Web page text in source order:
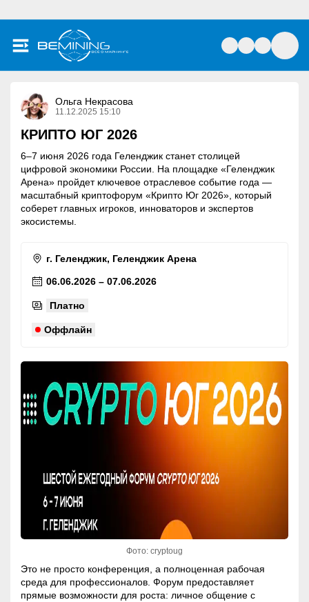
Ольга Некрасова
11.12.2025 15:10
КРИПТО ЮГ 2026
6–7 июня 2026 года Геленджик станет столицей
цифровой экономики России. На площадке «Геленджик
Арена» пройдет ключевое отраслевое событие года —
масштабный криптофорум «Крипто Юг 2026», который
соберет главных игроков, инноваторов и экспертов
экосистемы.
г. Геленджик, Геленджик Арена
06.06.2026 – 07.06.2026
Платно
Оффлайн
Фото: cryptoug
Это не просто конференция, а полноценная рабочая
среда для профессионалов. Форум предоставляет
прямые возможности для роста: личное общение с